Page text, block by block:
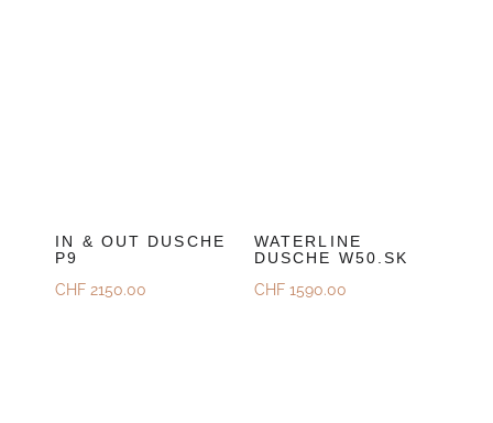
IN & OUT DUSCHE
P9
CHF 2150.00
WATERLINE
DUSCHE W50.SK
CHF1590.00